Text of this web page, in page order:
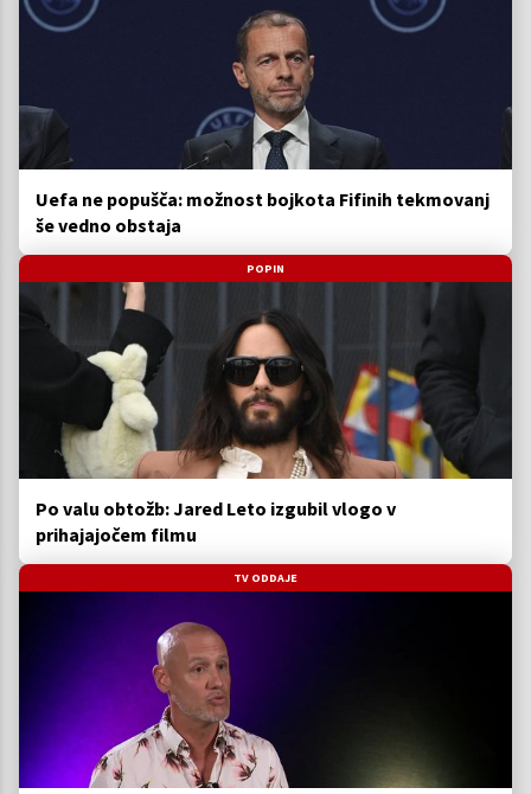
Uefa ne popušča: možnost bojkota Fifinih tekmovanj
še vedno obstaja
POPIN
Po valu obtožb: Jared Leto izgubil vlogo v
prihajajočem filmu
TV ODDAJE